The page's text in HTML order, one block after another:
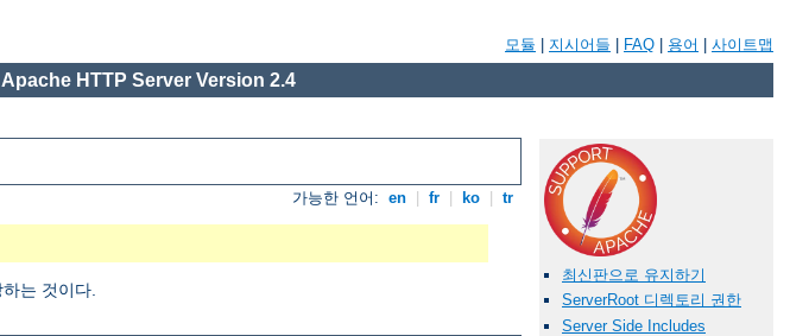
모듈 지시어들 FAQ 용어 사이트맵
Apache HTTP Server Version 2.4
가능한 언어: en fr ko tr
는 것이다.
최신판으로 유지하기
ServerRoot 디렉토리 권한
Server Side Includes